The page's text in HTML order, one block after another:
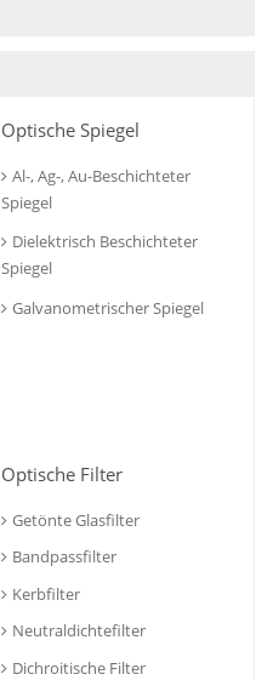
Optische Spiegel
Al-, Ag-, Au-Beschichteter
Spiegel
Dielektrisch Beschichteter
Spiegel
Galvanometrischer Spiegel
Optische Filter
Getönte Glasfilter
Bandpassfilter
Kerbfilter
Neutraldichtefilter
Dichroitische Filter